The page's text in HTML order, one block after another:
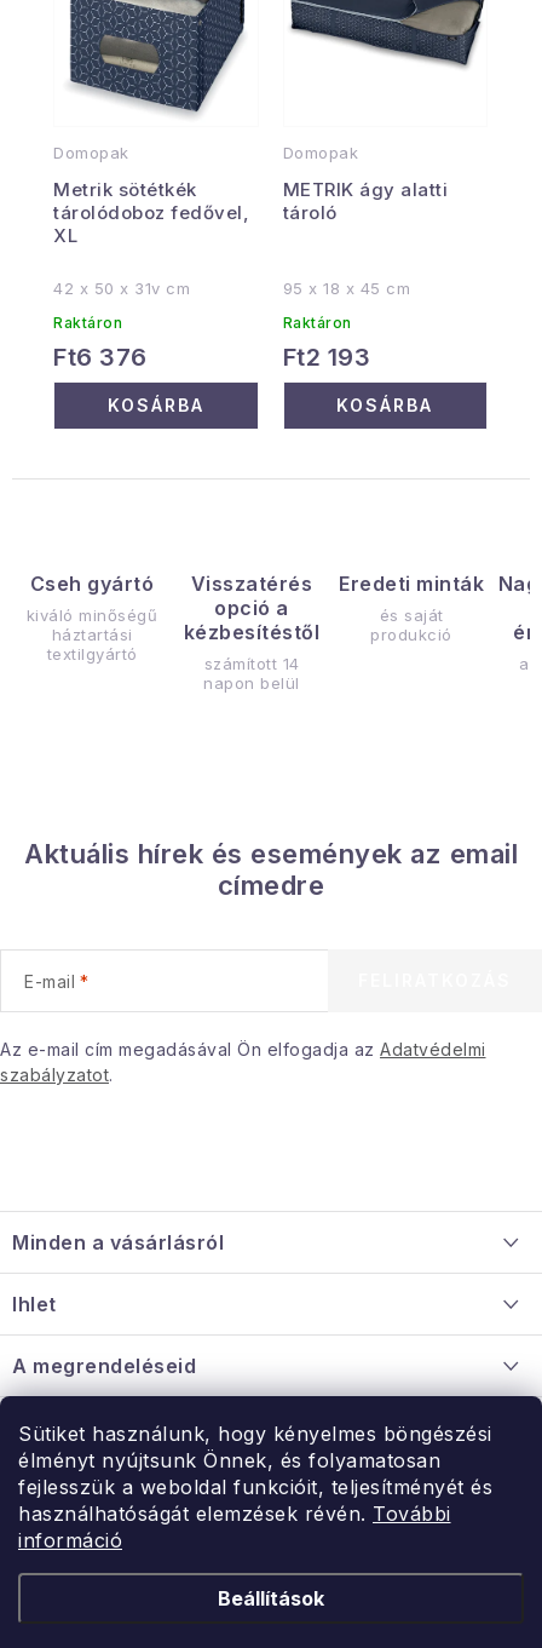
Sütiket használunk, hogy kényelmes böngészési
élményt nyújtsunk Önnek, és folyamatosan
fejlesszük a weboldal funkcióit, teljesítményét és
használhatóságát elemzések révén. További
információ
Beállítások
Cseh gyártó
kiváló minőségű
háztartási
textilgyártó
Visszatérés
opció a
kézbesítéstől
számított 14
napon belül
Eredeti minták
és saját
produkció
Domopak
Metrik sötétkék
tárolódoboz fedővel,
XL
42 x 50 x 31v cm
Raktáron
Ft6 376
KOSÁRBA
Domopak
METRIK ágy alatti
tároló
95 x 18 x 45 cm
Raktáron
Ft2 193
KOSÁRBA
Aktuális hírek és események az email
címedre
E-mail
Az e-mail cím megadásával Ön elfogadja az Adatvédelmi
szabályzatot.
á
b
é
c
Minden a vásárlásról
Információ a mellékletről
Nagykereskedelmi együttműködés
Ihlet
A megrendeléseid
Érintkezés
Rendelésem
Érintkezés
Hé-Pé: 9:00-15:00
uzlet@modernvasarlas.hu
Kereskedelem feltételei